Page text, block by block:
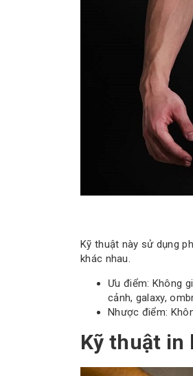
Kỹ thuật này sử dụng
khác nhau.
Ưu điểm: Không
cảnh, galaxy,
Nhược điểm:
Kỹ thuật in